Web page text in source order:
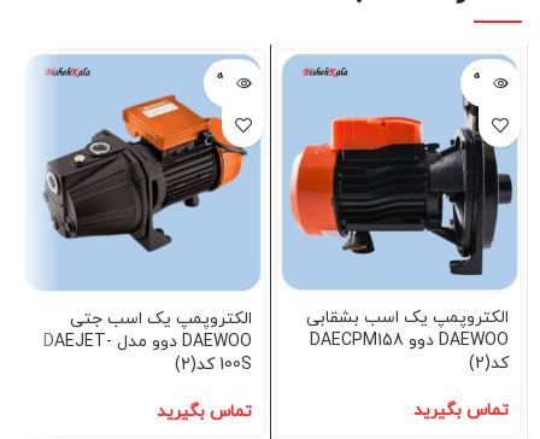
فروخته
شده
الکتروپمپ یک اسب بشقابی
DAEWOO دوو DAECPM158
کد(2)
تماس بگیرید
فروخته
شده
الکتروپمپ یک اسب جتی
DAEWOO دوو مدل DAEJET-
100S کد(2)
تماس بگیرید